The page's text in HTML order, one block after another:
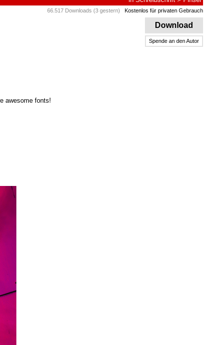
66.517 Downloads (3 gestern) Kostenlos für privaten Gebrauch
Download
Spende an den Autor
awesome fonts!